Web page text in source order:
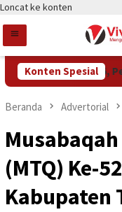
Loncat ke konten
Konten Spesial
Award 2026,
Beranda Advertorial
(MTQ) Ke-
Kabupaten